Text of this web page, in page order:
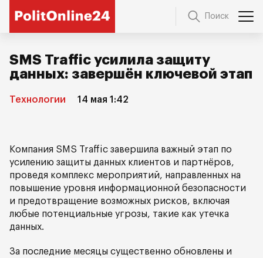
Поиск
SMS Traffic усилила защиту
данных: завершён ключевой этап
Технологии 14 мая 1:42
Компания SMS Traffic завершила важный этап по
усилению защиты данных клиентов и партнёров,
проведя комплекс мероприятий, направленных на
повышение уровня информационной безопасности
и предотвращение возможных рисков, включая
любые потенциальные угрозы, такие как утечка
данных.
За последние месяцы существенно обновлены и